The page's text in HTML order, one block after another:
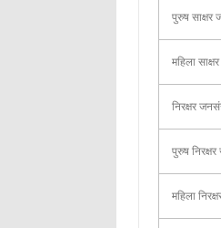
पुरुष साक्षर
महिला
निरक्षर
पुरुष
महिला